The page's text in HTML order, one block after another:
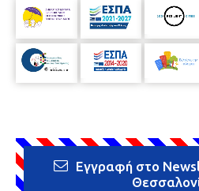
Εγγραφή στο